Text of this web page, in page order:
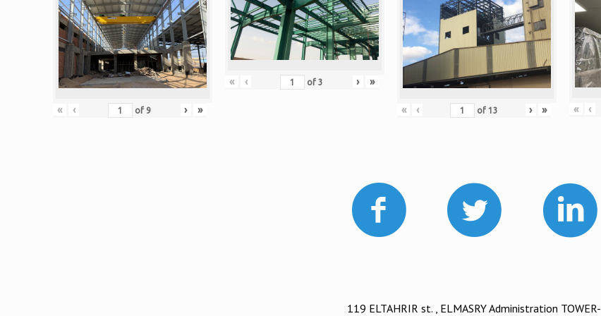
« ‹ of 9 › »
« ‹ of3 › »
« ‹ of 13 › » « ‹
119 ELTAHRIR st. , ELMASRY Administration TOWER-